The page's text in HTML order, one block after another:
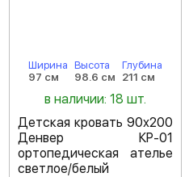
Ширина
97 см
Высота
98.6 см
Глубина
211 см
в наличии: 18 шт.
Детская кровать 90х200
Денвер КР-01
ортопедическая ателье
светлое/белый